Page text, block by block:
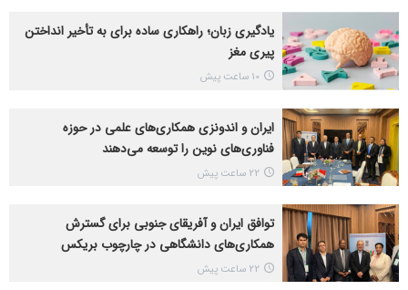
یادگیری زبان؛ راهکاری ساده برای به تأخیر انداختن
پیری مغز
10 ساعت پیش
ایران و اندونزی همکاری‌های علمی در حوزه
فناوری‌های نوین را توسعه می‌دهند
22 ساعت پیش
توافق ایران و آفریقای جنوبی برای گسترش
همکاری‌های دانشگاهی در چارچوب بریکس
22 ساعت پیش